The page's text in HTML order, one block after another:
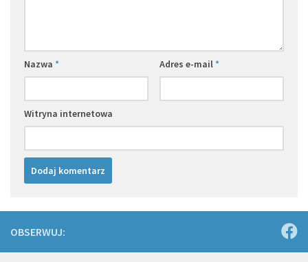
Nazwa * Adres e-mail*
Witryna internetowa
OBSERWUJ: